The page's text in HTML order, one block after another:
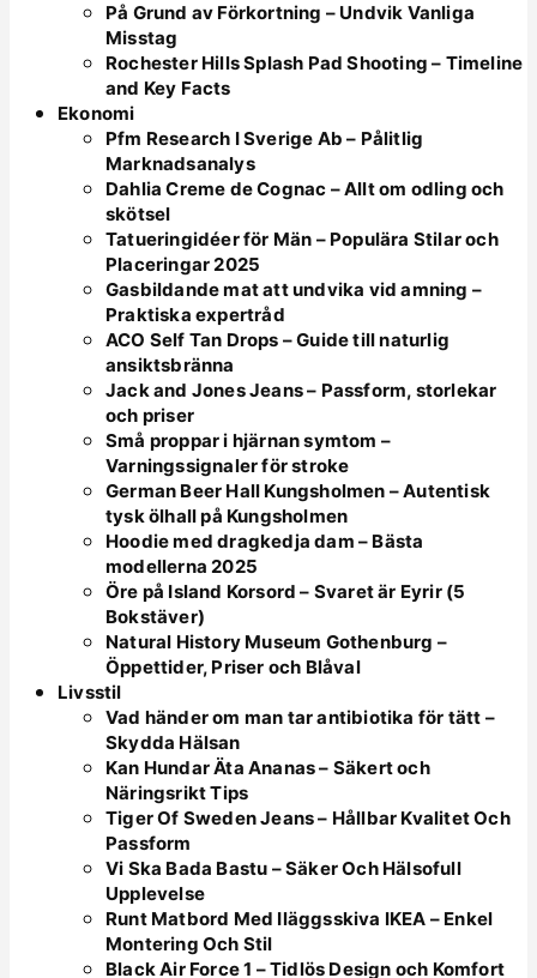
På Grund av Förkortning – Undvik Vanliga
Misstag
Rochester Hills Splash Pad Shooting – Timeline
and Key Facts
Ekonomi
Pfm Research I Sverige Ab – Pålitlig
Marknadsanalys
Dahlia Creme de Cognac – Allt om odling och
skötsel
Tatueringidéer för Män – Populära Stilar och
Placeringar 2025
Gasbildande mat att undvika vid amning –
Praktiska expertråd
ACO Self Tan Drops – Guide till naturlig
ansiktsbränna
Jack and Jones Jeans – Passform, storlekar
och priser
Små proppar i hjärnan symtom –
Varningssignaler för stroke
German Beer Hall Kungsholmen – Autentisk
tysk ölhall på Kungsholmen
Hoodie med dragkedja dam – Bästa
modellerna 2025
Öre på Island Korsord – Svaret är Eyrir (5
Bokstäver)
Natural History Museum Gothenburg –
Öppettider, Priser och Blåval
Livsstil
Vad händer om man tar antibiotika för tätt –
Skydda Hälsan
Kan Hundar Äta Ananas – Säkert och
Näringsrikt Tips
Tiger Of Sweden Jeans – Hållbar Kvalitet Och
Passform
Vi Ska Bada Bastu – Säker Och Hälsofull
Upplevelse
Runt Matbord Med Iläggsskiva IKEA – Enkel
Montering Och Stil
Black Air Force 1 – Tidlös Design och Komfort